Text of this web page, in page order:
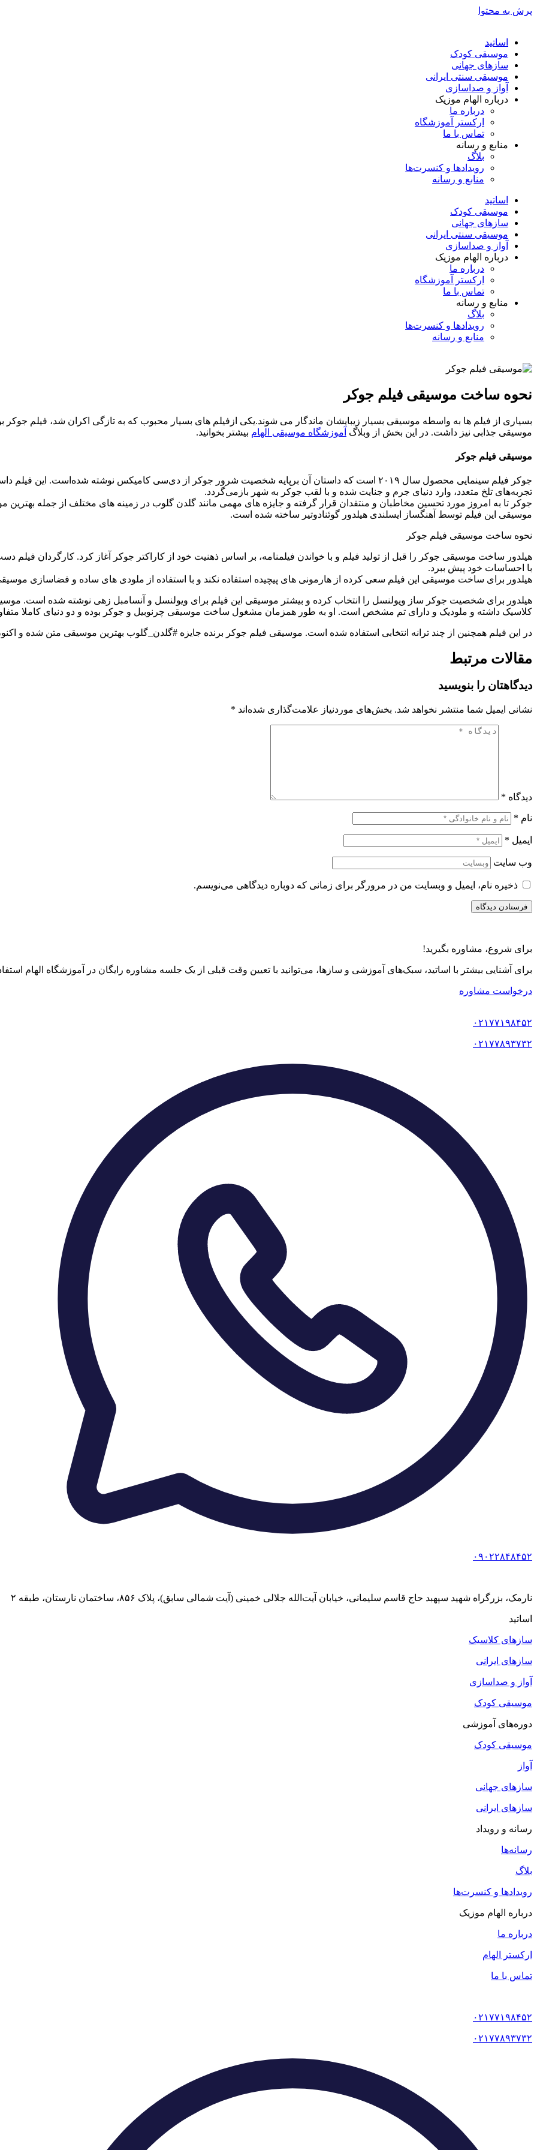
پرش به محتوا
اساتید
موسیقی کودک
سازهای جهانی
موسیقی سنتی ایرانی
آواز و صداسازی
درباره الهام موزیک
درباره ما
ارکستر آموزشگاه
تماس با ما
منابع و رسانه
بلاگ
رویدادها و کنسرت‌ها
منابع و رسانه
اساتید
موسیقی کودک
سازهای جهانی
موسیقی سنتی ایرانی
آواز و صداسازی
درباره الهام موزیک
درباره ما
ارکستر آموزشگاه
تماس با ما
منابع و رسانه
بلاگ
رویدادها و کنسرت‌ها
منابع و رسانه
نحوه ساخت موسیقی فیلم جوکر
بسیاری از فیلم ها به واسطه موسیقی بسیار زیبایشان ماندگار می شوند.یکی ازفیلم های بسیار محبوب که به تازگی اکران شد، فیلم جوکر
موسیقی جذابی نیز داشت. در این بخش از وبلاگ آموزشگاه موسیقی الهام بیشتر بخوانید.
موسیقی فیلم جوکر
جوکر فیلم سینمایی محصول سال ۲۰۱۹ است که داستان آن برپایه شخصیت شرور جوکر از دی‌سی کامیکس نوشته
تجربه‌های تلخ متعدد، وارد دنیای جرم و جنایت شده و با لقب جوکر به شهر بازمی‌گردد.
جوکر تا به امروز مورد تحسین مخاطبان و منتقدان قرار گرفته و جایزه های مهمی مانند گلدن گلوب در زمینه های مختلف از جمله
موسیقی این فیلم توسط آهنگساز ایسلندی هیلدور گوئنادوتیر ساخته شده است.
نحوه ساخت موسیقی فیلم جوکر
هیلدور ساخت موسیقی جوکر را قبل از تولید فیلم و با خواندن فیلمنامه، بر اساس ذهنیت خود از کاراکتر جوکر آغاز کرد. کارگردان فیلم
با احساسات خود پیش ببرد.
هیلدور برای ساخت موسیقی این فیلم سعی کرده از هارمونی های پیچیده استفاده نکند و با استفاده از ملودی های ساده و فضاسازی
هیلدور برای شخصیت جوکر ساز ویولنسل را انتخاب کرده و بیشتر موسیقی این فیلم برای ویولنسل و آنسامبل زهی نوشته شده است. موسیقی
کلاسیک داشته و ملودیک و دارای تم مشخص است. او به طور همزمان مشغول ساخت موسیقی چرنوبیل و جوکر بوده و دو دنیای کاملا
در این فیلم همچنین از چند ترانه انتخابی استفاده شده است. موسیقی فیلم جوکر برنده جایزه #گلدن_گلوب بهترین موسیقی متن شده و
مقالات مرتبط
دیدگاهتان را بنویسید
نشانی ایمیل شما منتشر نخواهد شد. بخش‌های موردنیاز علامت‌گذاری شده‌اند *
دیدگاه *
نام *
ایمیل *
وب‌ سایت
ذخیره نام، ایمیل و وبسایت من در مرورگر برای زمانی که دوباره دیدگاهی می‌نویسم.
برای شروع، مشاوره بگیرید!
برای آشنایی بیشتر با اساتید، سبک‌های آموزشی و سازها، می‌توانید با تعیین وقت قبلی از یک جلسه مشاوره رایگان در آموزشگاه الهام
درخواست مشاوره
۰۲۱۷۷۱۹۸۴۵۲
۰۲۱۷۷۸۹۳۷۳۲
۰۹۰۲۲۸۴۸۴۵۲
نارمک، بزرگراه شهید سپهبد حاج قاسم سلیمانی، خیابان آیت‌الله جلالی خمینی (آیت شمالی سابق)، پلاک ۸۵۶، ساختمان نارستان، طبقه ۲
اساتید
سازهای کلاسیک
سازهای ایرانی
آواز و صداسازی
موسیقی کودک
دوره‌های آموزشی
موسیقی کودک
آواز
سازهای جهانی
سازهای ایرانی
رسانه و رویداد
رسانه‌ها
بلاگ
رویدادها و کنسرت‌ها
درباره الهام موزیک
درباره ما
ارکستر الهام
تماس با ما
۰۲۱۷۷۱۹۸۴۵۲
۰۲۱۷۷۸۹۳۷۳۲